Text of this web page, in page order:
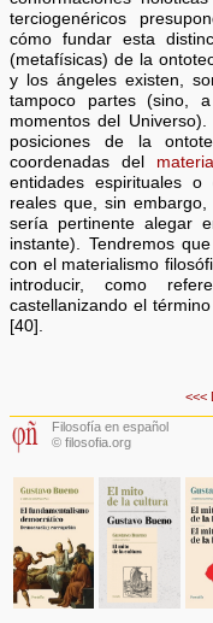
terciogenéricos
cómo fundar esta
(metafísicas) de la
y los ángeles existen,
tampoco partes (sino,
momentos del
posiciones de la
coordenadas del
entidades espirituales
reales que, sin embargo,
sería pertinente alegar
instante). Tendremos
con el materialismo
introducir, como
castellanizando el
[40].
<<<
Filosofía en español
© filosofia.org